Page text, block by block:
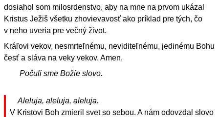
dosiahol som milosrdenstvo, aby na mne na prvom ukázal
Kristus Ježiš všetku zhovievavosť ako príklad pre tých, čo
v neho uveria pre večný život.
Kráľovi vekov, nesmrteľnému, neviditeľnému, jedinému Bohu
česť a sláva na veky vekov. Amen.
Počuli sme Božie slovo.
Aleluja, aleluja, aleluja.
V Kristovi Boh zmieril svet so sebou. A nám odovzdal slovo